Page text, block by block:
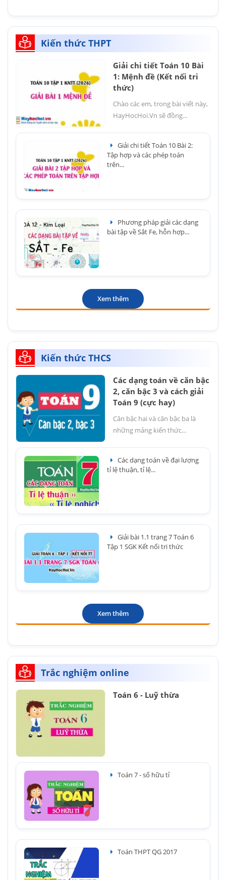
Kiến thức THPT
Giải chi tiết Toán 10 Bài
1: Mệnh đề (Kết nối tri
thức)
Chào các em, trong bài viết này,
HayHocHoi.Vn sẽ đồng...
Giải chi tiết Toán 10 Bài 2:
Tập hợp và các phép toán
trên...
Phương pháp giải các dạng
bài tập về Sắt Fe, hỗn hợp...
Xem thêm
Kiến thức THCS
Các dạng toán về căn bậc
2, căn bậc 3 và cách giải
Toán 9 (cực hay)
Căn bậc hai và căn bậc ba là
những mảng kiến thức...
Các dạng toán về đại lượng
tỉ lệ thuận, tỉ lệ...
Giải bài 1.1 trang 7 Toán 6
Tập 1 SGK Kết nối tri thức
Xem thêm
Trắc nghiệm online
Toán 6 - Luỹ thừa
Toán 7 - số hữu tỉ
Toán THPT QG 2017